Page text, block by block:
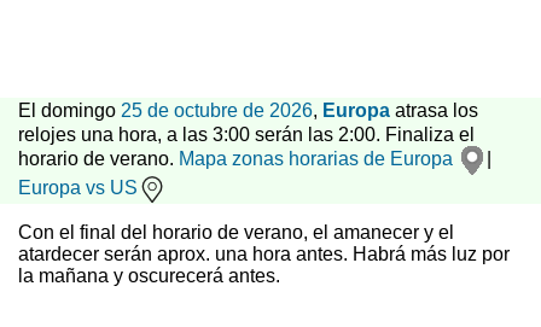
El domingo 25 de octubre de 2026, Europa atrasa los
relojes una hora, a las 3:00 serán las 2:00. Finaliza el
horario de verano. Mapa zonas horarias de Europa
Europa vs US
Con el final del horario de verano, el amanecer y el
atardecer serán aprox. una hora antes. Habrá más luz por
la mañana y oscurecerá antes.